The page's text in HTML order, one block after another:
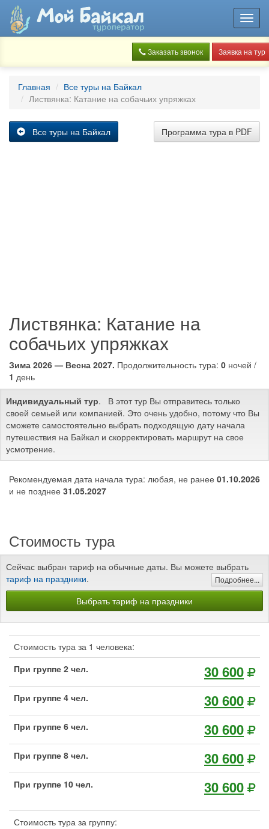
Заказать звонок Заявка на тур
Главная
Все туры на Байкал
Листвянка: Катание на собачьих упряжках
Программа тура в PDF
Все туры на Байкал
Листвянка: Катание на
собачьих упряжках
Зима 2026 — Весна 2027. Продолжительность тура: 0 ночей /
1 день
Индивидуальный тур. В этот тур Вы отправитесь только
своей семьей или компанией. Это очень удобно, потому что Вы
сможете самостоятельно выбрать подходящую дату начала
путешествия на Байкал и скорректировать маршрут на свое
усмотрение.
Рекомендуемая дата начала тура: любая, не ранее 01.10.2026
и не позднее 31.05.2027
Стоимость тура
Сейчас выбран тариф на обычные даты. Вы можете выбрать
тариф на праздники. Подробнее...
Выбрать тариф на праздники
Стоимость тура за 1 человека:
При группе 2 чел.
30 600
При группе 4 чел. 30 600
При группе 6 чел. 30 600
При группе 8 чел. 30 600
При группе 10 чел. 30 600
Стоимость тура за группу: